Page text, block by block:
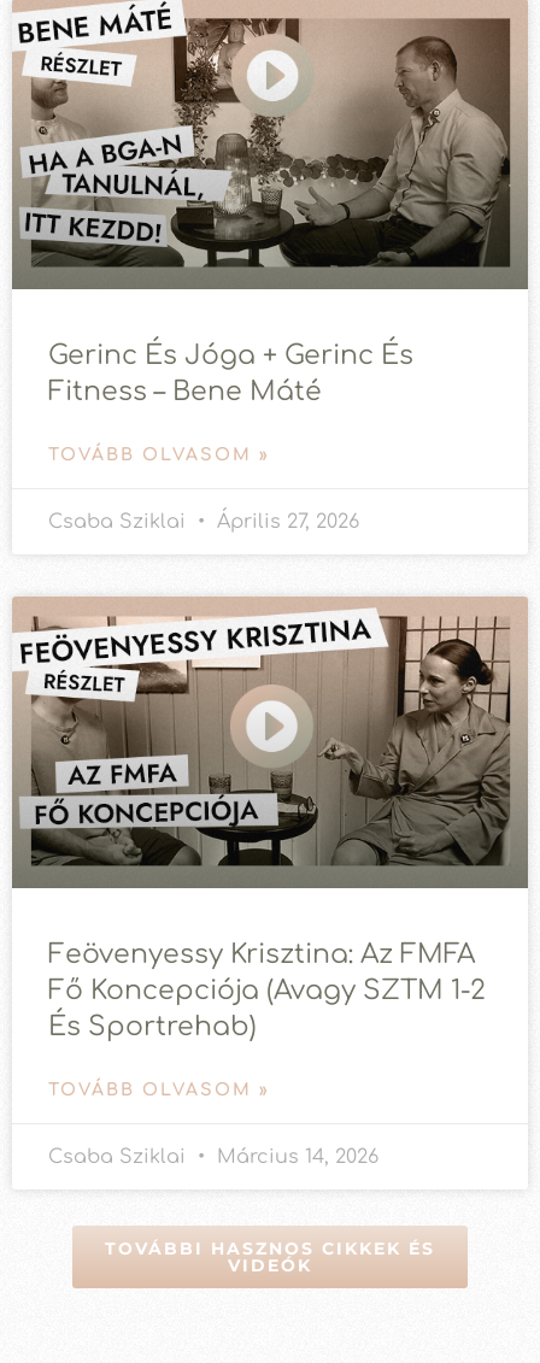
Gerinc És Jóga + Gerinc És
Fitness – Bene Máté
TOVÁBB OLVASOM »
Csaba Sziklai Április 27, 2026
Feövenyessy Krisztina: Az FMFA
Fő Koncepciója (avagy SZTM 1-2
És Sportrehab)
TOVÁBB OLVASOM »
Csaba Sziklai Március 14, 2026
TOVÁBBI HASZNOS CIKKEK ÉS
VIDEÓK